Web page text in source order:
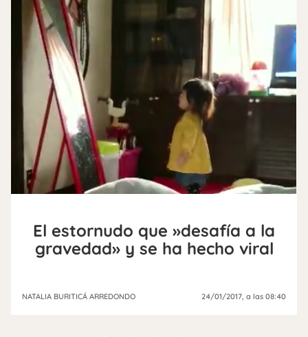
El estornudo que »desafía a la
gravedad» y se ha hecho viral
NATALIA BURITICÁ ARREDONDO 24/01/2017, a las 08:40